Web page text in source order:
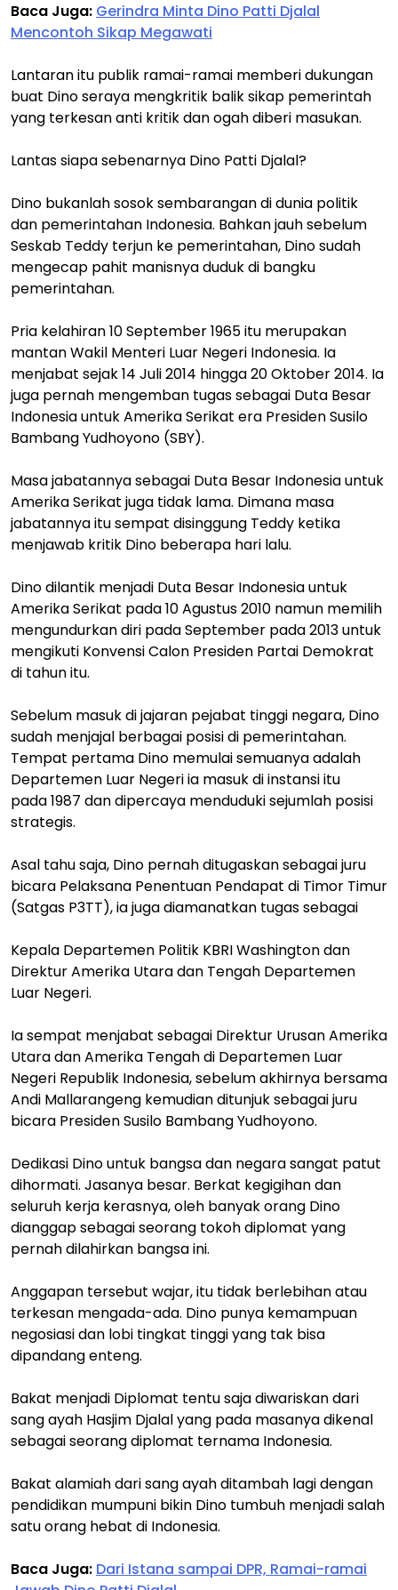
Baca Juga: Gerindra Minta Dino Patti Djalal
Mencontoh Sikap Megawati
Lantaran itu publik ramai-ramai memberi dukungan
buat Dino seraya mengkritik balik sikap pemerintah
yang terkesan anti kritik dan ogah diberi masukan.
Lantas siapa sebenarnya Dino Patti Djalal?
Dino bukanlah sosok sembarangan di dunia politik
dan pemerintahan Indonesia. Bahkan jauh sebelum
Seskab Teddy terjun ke pemerintahan, Dino sudah
mengecap pahit manisnya duduk di bangku
pemerintahan.
Pria kelahiran 10 September 1965 itu merupakan
mantan Wakil Menteri Luar Negeri Indonesia. Ia
menjabat sejak 14 Juli 2014 hingga 20 Oktober 2014. Ia
juga pernah mengemban tugas sebagai Duta Besar
Indonesia untuk Amerika Serikat era Presiden Susilo
Bambang Yudhoyono (SBY).
Masa jabatannya sebagai Duta Besar Indonesia untuk
Amerika Serikat juga tidak lama. Dimana masa
jabatannya itu sempat disinggung Teddy ketika
menjawab kritik Dino beberapa hari lalu.
Dino dilantik menjadi Duta Besar Indonesia untuk
Amerika Serikat pada 10 Agustus 2010 namun memilih
mengundurkan diri pada September pada 2013 untuk
mengikuti Konvensi Calon Presiden Partai Demokrat
di tahun itu.
Sebelum masuk di jajaran pejabat tinggi negara, Dino
sudah menjajal berbagai posisi di pemerintahan.
Tempat pertama Dino memulai semuanya adalah
Departemen Luar Negeri ia masuk di instansi itu
pada 1987 dan dipercaya menduduki sejumlah posisi
strategis.
Asal tahu saja, Dino pernah ditugaskan sebagai juru
bicara Pelaksana Penentuan Pendapat di Timor Timur
(Satgas P3TT), ia juga diamanatkan tugas sebagai
Kepala Departemen Politik KBRI Washington dan
Direktur Amerika Utara dan Tengah Departemen
Luar Negeri.
Ia sempat menjabat sebagai Direktur Urusan Amerika
Utara dan Amerika Tengah di Departemen Luar
Negeri Republik Indonesia, sebelum akhirnya bersama
Andi Mallarangeng kemudian ditunjuk sebagai juru
bicara Presiden Susilo Bambang Yudhoyono.
Dedikasi Dino untuk bangsa dan negara sangat patut
dihormati. Jasanya besar. Berkat kegigihan dan
seluruh kerja kerasnya, oleh banyak orang Dino
dianggap sebagai seorang tokoh diplomat yang
pernah dilahirkan bangsa ini.
Anggapan tersebut wajar, itu tidak berlebihan atau
terkesan mengada-ada. Dino punya kemampuan
negosiasi dan lobi tingkat tinggi yang tak bisa
dipandang enteng.
Bakat menjadi Diplomat tentu saja diwariskan dari
sang ayah Hasjim Djalal yang pada masanya dikenal
sebagai seorang diplomat ternama Indonesia.
Bakat alamiah dari sang ayah ditambah lagi dengan
pendidikan mumpuni bikin Dino tumbuh menjadi salah
satu orang hebat di Indonesia.
Baca Juga: Dari Istana sampai DPR, Ramai-ramai